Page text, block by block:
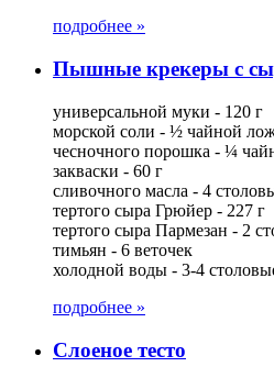
подробнее »
Пышные крекеры с
универсальной муки - 120 г
морской соли - ½ чайной
чесночного порошка - ¼
закваски - 60 г
сливочного масла - 4
тертого сыра Грюйер - 227 г
тертого сыра Пармезан - 2
тимьян - 6 веточек
холодной воды - 3-4
подробнее »
Слоеное тесто